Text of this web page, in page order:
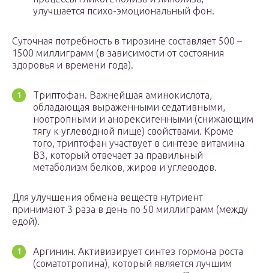
улучшается психо-эмоциональный фон.
Суточная потребность в тирозине составляет 500 –
1500 миллиграмм (в зависимости от состояния
здоровья и времени года).
Триптофан. Важнейшая аминокислота,
обладающая выраженными седативными,
ноотропными и анорексигенными (снижающим
тягу к углеводной пище) свойствами. Кроме
того, триптофан участвует в синтезе витамина
B3, который отвечает за правильный
метаболизм белков, жиров и углеводов.
Для улучшения обмена веществ нутриент
принимают 3 раза в день по 50 миллиграмм (между
едой).
Аргинин. Активизирует синтез гормона роста
(соматотропина), который является лучшим